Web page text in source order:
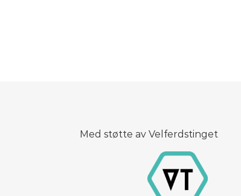
Med støtte av Velferdstinget